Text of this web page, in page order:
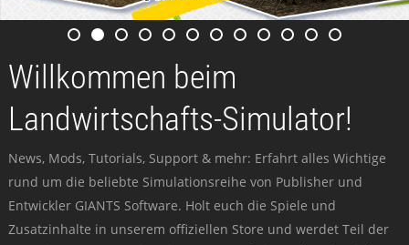
Willkommen beim
Landwirtschafts-Simulator!
News, Mods, Tutorials, Support & mehr: Erfahrt alles Wichtige
rund um die beliebte Simulationsreihe von Publisher und
Entwickler GIANTS Software. Holt euch die Spiele und
Zusatzinhalte in unserem offiziellen Store und werdet Teil der